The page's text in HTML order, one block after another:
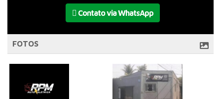
Contato via WhatsApp
FOTOS